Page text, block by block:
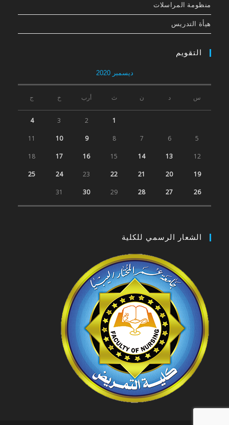
منظومة المراسلات
هيأة التدريس
التقويم
ديسمبر 2020
س د ن ث أرب خ ج
1
2
3
4
5
6
7
8
9
10
11
12
13
14
15
16
17
18
19
20
21
22
23
24
25
26
27
28
29
30
31
الشعار الرسمي للكلية